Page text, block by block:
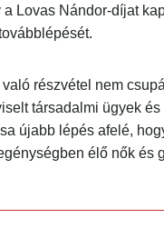
Lovas Nándor-díjat
részvétel nem
társadalmi ügyek
újabb lépés afelé,
élő nők és